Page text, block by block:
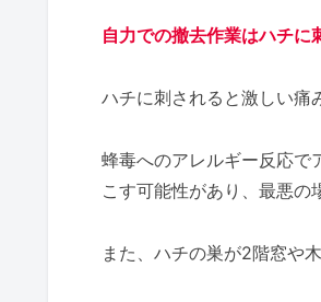
自力での撤去作業はハチに
ハチに刺されると激しい痛
蜂毒へのアレルギー反応で
こす可能性があり、最悪の
また、ハチの巣が2階窓や